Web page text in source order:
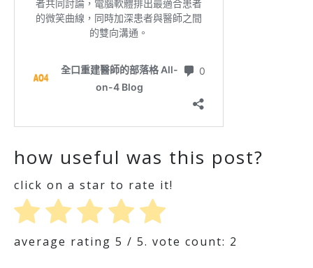
how useful was this post?
click on a star to rate it!
average rating 5 / 5. vote count: 2